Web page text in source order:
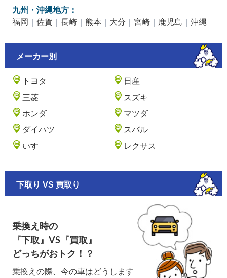
九州・沖縄地方：
福岡 ｜ 佐賀 ｜ 長崎｜ 熊本 ｜ 大分 ｜ 宮崎｜ 鹿児島 ｜ 沖縄
メーカー別
トヨタ
日産
三菱
スズキ
ホンダ
マツダ
ダイハツ
スバル
いすゞ
レクサス
下取り VS 買取り
乗換え時の
『下取』VS『買取』
どっちがおトク！？
乗換えの際、今の車はどうします